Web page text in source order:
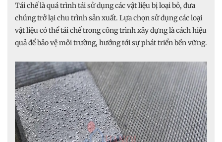
Tái chế là quá trình tái sử dụng các vật liệu bị loại bỏ, đưa
chúng trở lại chu trình sản xuất. Lựa chọn sử dụng các loại
vật liệu có thể tái chế trong công trình xây dựng là cách hiệu
quả để bảo vệ môi trường, hướng tới sự phát triển bền vững.